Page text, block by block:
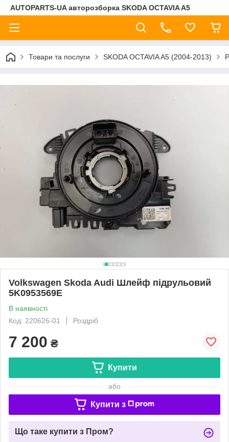
AUTOPARTS-UA авторозборка SKODA OCTAVIA A5
Товари та послуги SKODA OCTAVIA A5 (2004-2013)
Volkswagen Skoda Audi Шлейф підрульовий
5K0953569E
В наявності
Код: 220626-01
Роздріб
7 200 ₴
Купити
або
Купити з
Що таке купити з Пром?